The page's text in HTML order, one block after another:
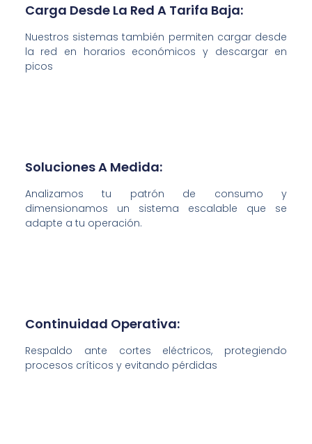
Carga Desde La Red A Tarifa Baja:
Nuestros sistemas también permiten cargar desde
la red en horarios económicos y descargar en
picos
Soluciones A Medida:
Analizamos tu patrón de consumo y
dimensionamos un sistema escalable que se
adapte a tu operación.
Continuidad Operativa:
Respaldo ante cortes eléctricos, protegiendo
procesos críticos y evitando pérdidas